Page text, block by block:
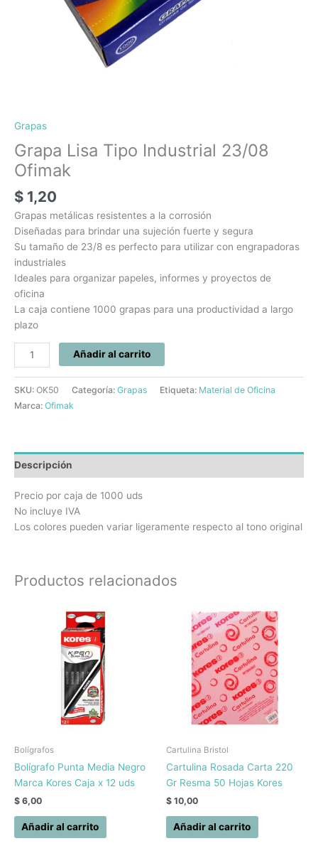
Grapas
Grapa Lisa Tipo Industrial 23/08
Ofimak
$ 1,20
Grapas metálicas resistentes a la corrosión
Diseñadas para brindar una sujeción fuerte y segura
Su tamaño de 23/8 es perfecto para utilizar con engrapadoras
industriales
Ideales para organizar papeles, informes y proyectos de
oficina
La caja contiene 1000 grapas para una productividad a largo
plazo
Añadir al carrito
SKU: OK50 Categoría: Grapas Etiqueta: Material de Oficina
Marca: Ofimak
Descripción
Precio por caja de 1000 uds
No incluye IVA
Los colores pueden variar ligeramente respecto al tono original
Productos relacionados
Bolígrafos
Bolígrafo Punta Media Negro
Marca Kores Caja x 12 uds
$ 6,00
Añadir al carrito
Cartulina Bristol
Cartulina Rosada Carta 220
Gr Resma 50 Hojas Kores
$ 10,00
Añadir al carrito